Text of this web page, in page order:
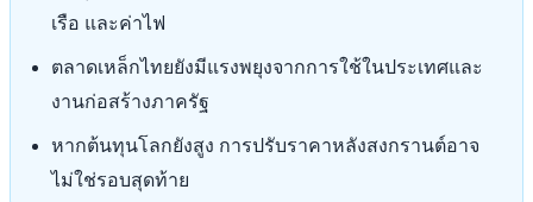
เรือ และค่าไฟ
ตลาดเหล็กไทยยังมีแรงพยุงจากการใช้ในประเทศและ
งานก่อสร้างภาครัฐ
หากต้นทุนโลกยังสูง การปรับราคาหลังสงกรานต์อาจ
ไม่ใช่รอบสุดท้าย